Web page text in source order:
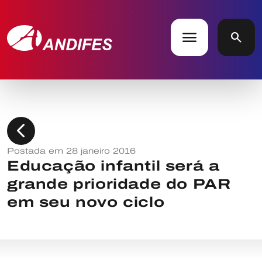
menu search
chevron_left
Postada em 28 janeiro 2016
Educação infantil será a
grande prioridade do PAR
em seu novo ciclo